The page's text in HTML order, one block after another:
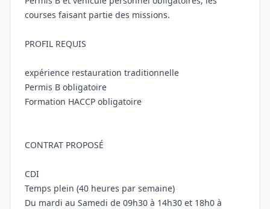
courses faisant partie des missions.
PROFIL REQUIS
expérience restauration traditionnelle
Permis B obligatoire
Formation HACCP obligatoire
CONTRAT PROPOSÉ
CDI
Temps plein (40 heures par semaine)
Du mardi au Samedi de 09h30 à 14h30 et 18h0 à